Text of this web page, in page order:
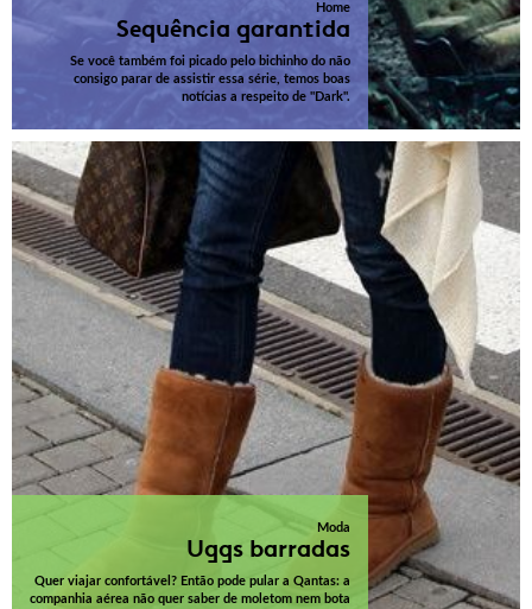
Home
Sequência garantida
Se você também foi picado pelo bichinho do não
consigo parar de assistir essa série, temos boas
notícias a respeito de "Dark".
Moda
Uggs barradas
Quer viajar confortável? Então pode pular a Qantas: a
companhia aérea não quer saber de moletom nem bota